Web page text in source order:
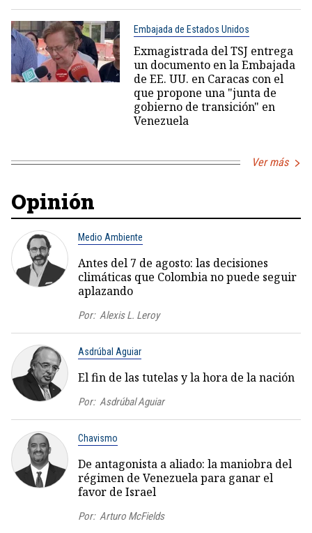
Embajada de Estados Unidos
Exmagistrada del TSJ entrega
un documento en la Embajada
de EE. UU. en Caracas con el
que propone una "junta de
gobierno de transición" en
Venezuela
Ver más
Opinión
Medio Ambiente
Antes del 7 de agosto: las decisiones
climáticas que Colombia no puede seguir
aplazando
Por: Alexis L. Leroy
Asdrúbal Aguiar
El fin de las tutelas y la hora de la nación
Por: Asdrúbal Aguiar
Chavismo
De antagonista a aliado: la maniobra del
régimen de Venezuela para ganar el
favor de Israel
Por: Arturo McFields